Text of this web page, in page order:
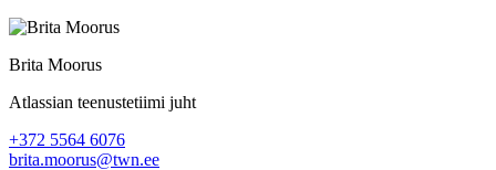
Brita Moorus
Atlassian teenustetiimi juht
+372 5564 6076
brita.moorus@twn.ee